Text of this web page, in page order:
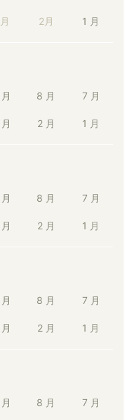
2月 1 月
8 月 7 月
2 月 1 月
8 月 7 月
2 月 1 月
8 月 7 月
2 月 1 月
8 月 7 月